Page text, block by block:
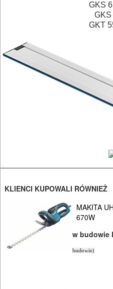
Do
mieszadeł
Do
nożyc
do
blach
GKS
GKS
GKT
KLIENCI KUPOWALI RÓWNIEŻ
MAKITA
670W
w budowie
budowie)